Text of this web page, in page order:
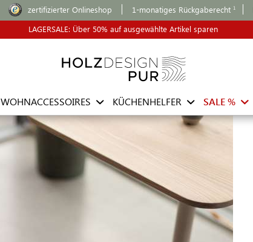
zertifizierter Onlineshop 1-monatiges Rückgaberecht
LAGERSALE: Über 50% auf ausgewählte Artikel sparen
WOHNACCESSOIRES KÜCHENHELFER SALE %